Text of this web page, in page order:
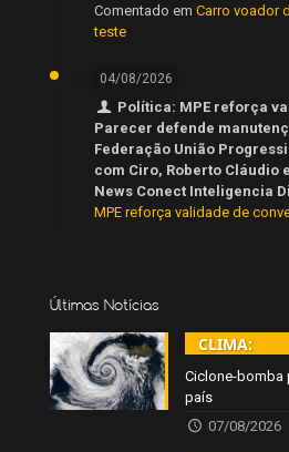
Comentado em Carro voador
teste
04/08/2026
Política: MPE reforça
Parecer defende
Federação União
com Ciro, Roberto Cláudio
News Conect Inteligencia
MPE reforça validade de
Últimas Notícias
CLIMA:
Ciclone-bomba
país
07/08/2026